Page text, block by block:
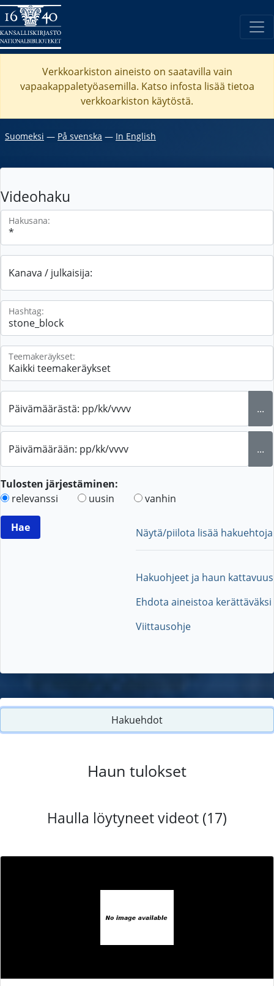
Verkkoarkiston aineisto on saatavilla vain
vapaakappaletyöasemilla. Katso infosta lisää tietoa
verkkoarkiston käytöstä.
Suomeksi ― På svenska ― In English
Videohaku
Hakusana:
Kanava / julkaisija:
Hashtag:
Teemakeräykset:
Päivämäärästä: pp/kk/vvvv ...
Päivämäärään: pp/kk/vvvv ...
Tulosten järjestäminen:
relevanssi
uusin vanhin
Näytä/piilota lisää hakuehtoja
Hakuohjeet ja haun kattavuus
Ehdota aineistoa kerättäväksi
Viittausohje
Hakuehdot
Haun tulokset
Haulla löytyneet videot (17)